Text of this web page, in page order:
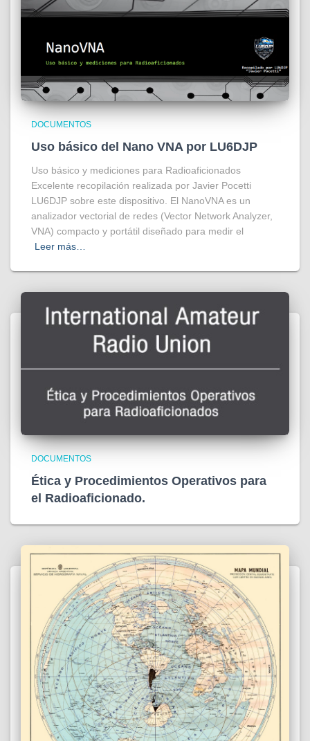
DOCUMENTOS
Uso básico del Nano VNA por LU6DJP
Uso básico y mediciones para Radioaficionados
Excelente recopilación realizada por Javier Pocetti
LU6DJP sobre este dispositivo. El NanoVNA es un
analizador vectorial de redes (Vector Network Analyzer,
VNA) compacto y portátil diseñado para medir el
Leer más…
DOCUMENTOS
Ética y Procedimientos Operativos para
el Radioaficionado.